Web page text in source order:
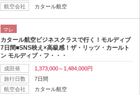
航空会社
カタール航空
マレ
カタール航空ビジネスクラスで行く！モルディブ
7日間■SNS映え×高級感！ザ・リッツ・カールト
ン モルディブ・フ・・・
成田発
1,373,000～1,484,000円
旅行日数
7日間
航空会社
カタール航空